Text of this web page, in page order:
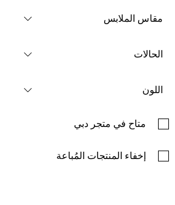
مقاس الملابس
الحالات
اللون
متاح في متجر دبي
إخفاء المنتجات المُباعة